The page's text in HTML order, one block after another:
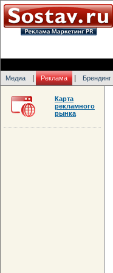
Медиа Реклама Брендинг
Карта
рекламного
рынка